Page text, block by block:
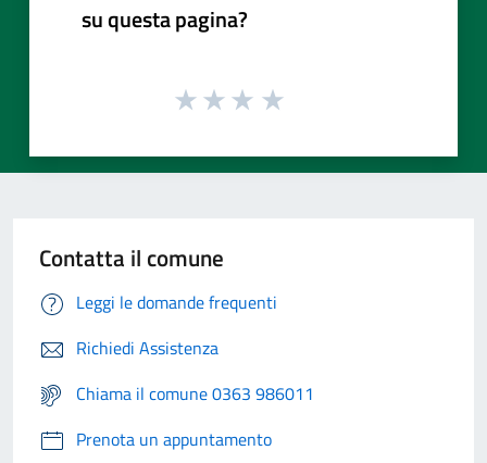
su questa pagina?
Contatta il comune
Leggi le domande frequenti
Richiedi Assistenza
Chiama il comune 0363 986011
Prenota un appuntamento